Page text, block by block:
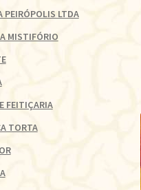
PEIRÓPOLIS LTDA
MISTIFÓRIO
FEITIÇARIA
TORTA